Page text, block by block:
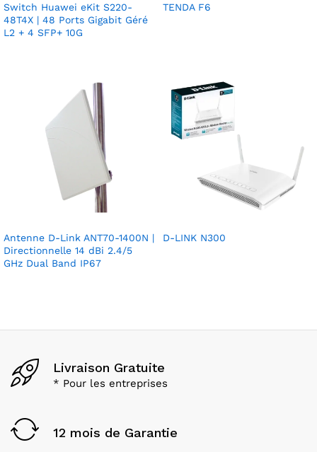
Switch Huawei eKit S220-
48T4X | 48 Ports Gigabit Géré
L2 + 4 SFP+ 10G
TENDA F6
Antenne D-Link ANT70-1400N |
Directionnelle 14 dBi 2.4/5
GHz Dual Band IP67
D-LINK N300
Livraison Gratuite
* Pour les entreprises
12 mois de Garantie